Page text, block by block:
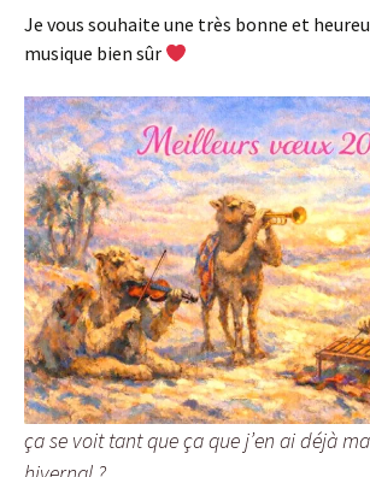
Je vous souhaite une très bonne et
musique bien sûr
ça se voit tant que ça que j’en ai déjà